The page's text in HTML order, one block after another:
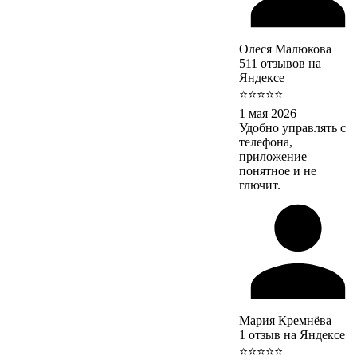
Олеся Малюкова
511 отзывов на
Яндексе
⭐⭐⭐⭐⭐
1 мая 2026
Удобно управлять с
телефона,
приложение
понятное и не
глючит.
Мария Кремнёва
1 отзыв на Яндексе
⭐⭐⭐⭐⭐